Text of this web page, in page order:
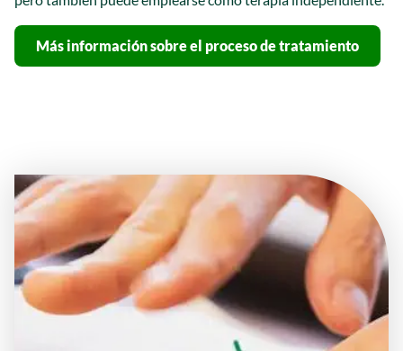
Más información sobre el proceso de tratamiento